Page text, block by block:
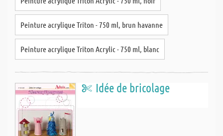
Peinture acrylique Triton - 750 ml, brun havanne
Peinture acrylique Triton Acrylic - 750 ml, blanc
Idée de bricolage